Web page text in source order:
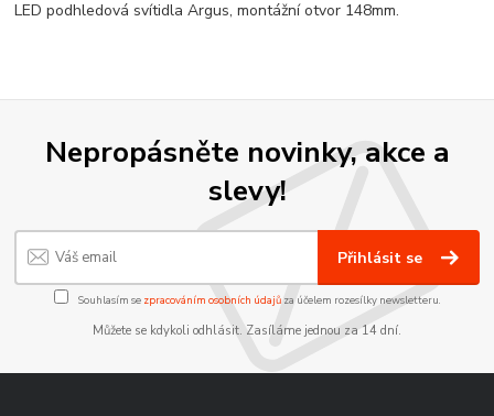
LED podhledová svítidla Argus, montážní otvor 148mm.
Nepropásněte novinky, akce a
slevy!
Přihlásit se
Souhlasím se zpracováním osobních údajůza účelem rozesílky newsletteru.
Můžete se kdykoli odhlásit. Zasíláme jednou za 14 dní.